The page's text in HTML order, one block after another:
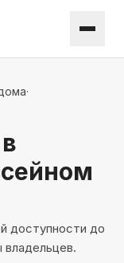
·
в
доступности до